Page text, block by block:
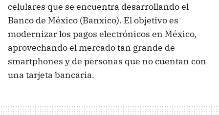
celulares que se encuentra desarrollando el
Banco de México (Banxico). El objetivo es
modernizar los pagos electrónicos en México,
aprovechando el mercado tan grande de
smartphones y de personas que no cuentan con
una tarjeta bancaria.